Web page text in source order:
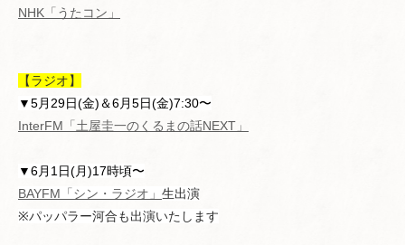
NHK「うたコン」
【ラジオ】
▼5月29日(金)＆6月5日(金)7:30〜
InterFM「土屋圭一のくるまの話NEXT」
▼6月1日(月)17時頃〜
BAYFM「シン・ラジオ」 生出演
※パッパラー河合も出演いたします